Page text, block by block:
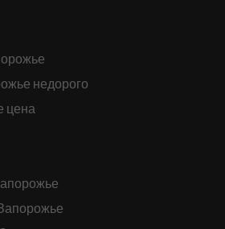
недорого
цена